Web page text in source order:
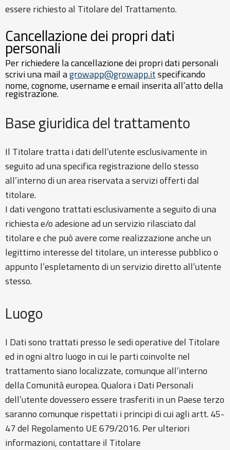
essere richiesto al Titolare del Trattamento.
Cancellazione dei propri dati
personali
Per richiedere la cancellazione dei propri dati personali
scrivi una mail agrowapp@growapp.itspecificando
nome, cognome, username e email inserita all’atto della
registrazione.
Base giuridica del trattamento
Il Titolare tratta i dati dell’utente esclusivamente in
seguito ad una specifica registrazione dello stesso
all’interno di un area riservata a servizi offerti dal
titolare.
I dati vengono trattati esclusivamente a seguito di una
richiesta e/o adesione ad un servizio rilasciato dal
titolare e che può avere come realizzazione anche un
legittimo interesse del titolare, un interesse pubblico o
appunto l’espletamento di un servizio diretto all’utente
stesso.
Luogo
I Dati sono trattati presso le sedi operative del Titolare
ed in ogni altro luogo in cui le parti coinvolte nel
trattamento siano localizzate, comunque all’interno
della Comunità europea. Qualora i Dati Personali
dell’utente dovessero essere trasferiti in un Paese terzo
saranno comunque rispettati i principi di cui agli artt. 45-
47 del Regolamento UE 679/2016. Per ulteriori
informazioni, contattare il Titolare